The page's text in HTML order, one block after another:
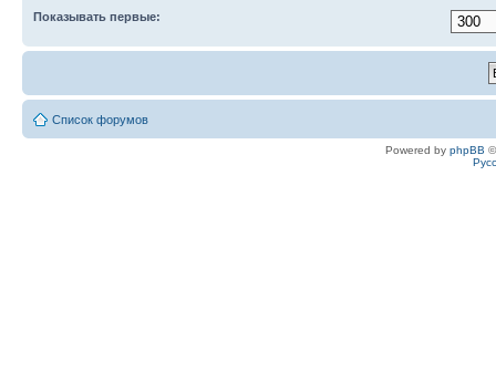
Показывать первые:
Список форумов
Powered by phpBB